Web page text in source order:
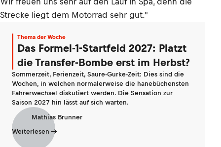
Strecke liegt dem Motorrad sehr gut."
Thema der Woche
Das Formel-1-Startfeld 2027: Platzt
die Transfer-Bombe erst im Herbst?
Sommerzeit, Ferienzeit, Saure-Gurke-Zeit: Dies sind die
Wochen, in welchen normalerweise die hanebüchensten
Fahrerwechsel diskutiert werden. Die Sensation zur
Saison 2027 hin lässt auf sich warten.
Mathias Brunner
Weiterlesen